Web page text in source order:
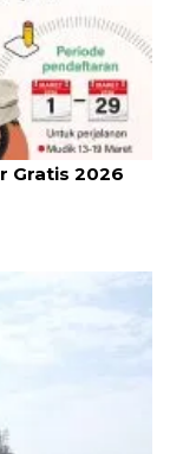
Gratis 2026